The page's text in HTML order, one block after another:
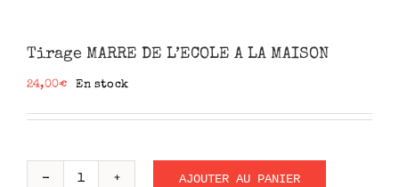
Tirage MARRE DE L’ECOLE A LA MAISON
24,00€ En stock
AJOUTER AU PANIER